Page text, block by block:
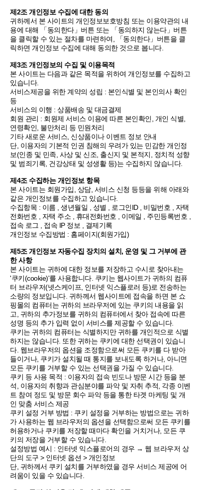
제2조 개인정보 수집에 대한 동의
귀하께서 본 사이트의 개인정보보호방침 또는 이용약관의 내
용에 대해 「동의한다」버튼 또는 「동의하지 않는다」버튼
을 클릭할 수 있는 절차를 마련하여, 「동의한다」버튼을 클
릭하면 개인정보 수집에 대해 동의한 것으로 봅니다.
제3조 개인정보의 수집 및 이용목적
본 사이트는 다음과 같은 목적을 위하여 개인정보를 수집하고
있습니다.
서비스제공을 위한 계약의 성립 : 본인식별 및 본인의사 확인
등
서비스의 이행 : 상품배송 및 대금결제
회원 관리 : 회원제 서비스 이용에 따른 본인확인, 개인 식별,
연령확인, 불만처리 등 민원처리
기타 새로운 서비스, 신상품이나 이벤트 정보 안내
단, 이용자의 기본적 인권 침해의 우려가 있는 민감한 개인정
보(인종 및 민족, 사상 및 신조, 출신지 및 본적지, 정치적 성향
및 범죄기록, 건강상태 및 성생활 등)는 수집하지 않습니다.
제4조 수집하는 개인정보 항목
본 사이트는 회원가입, 상담, 서비스 신청 등등을 위해 아래와
같은 개인정보를 수집하고 있습니다.
수집항목 : 이름 , 생년월일 , 성별 , 로그인ID , 비밀번호 , 자택
전화번호 , 자택 주소 , 휴대전화번호 , 이메일 , 주민등록번호 ,
접속 로그 , 접속 IP 정보 , 결제기록
개인정보 수집방법 : 홈페이지(회원가입)
제5조 개인정보 자동수집 장치의 설치, 운영 및 그 거부에 관
한 사항
본 사이트는 귀하에 대한 정보를 저장하고 수시로 찾아내는
'쿠키(cookie)'를 사용합니다. 쿠키는 웹사이트가 귀하의 컴퓨
터 브라우저(넷스케이프, 인터넷 익스플로러 등)로 전송하는
소량의 정보입니다. 귀하께서 웹사이트에 접속을 하면 본 쇼
핑몰의 컴퓨터는 귀하의 브라우저에 있는 쿠키의 내용을 읽
고, 귀하의 추가정보를 귀하의 컴퓨터에서 찾아 접속에 따른
성명 등의 추가 입력 없이 서비스를 제공할 수 있습니다.
쿠키는 귀하의 컴퓨터는 식별하지만 귀하를 개인적으로 식별
하지는 않습니다. 또한 귀하는 쿠키에 대한 선택권이 있습니
다. 웹브라우저의 옵션을 조정함으로써 모든 쿠키를 다 받아
들이거나, 쿠키가 설치될 때 통지를 보내도록 하거나, 아니면
모든 쿠키를 거부할 수 있는 선택권을 가질 수 있습니다.
쿠키 등 사용 목적 : 이용자의 접속 빈도나 방문 시간 등을 분
석, 이용자의 취향과 관심분야를 파악 및 자취 추적, 각종 이벤
트 참여 정도 및 방문 회수 파악 등을 통한 타겟 마케팅 및 개
인 맞춤 서비스 제공
쿠키 설정 거부 방법 : 쿠키 설정을 거부하는 방법으로는 귀하
가 사용하는 웹 브라우저의 옵션을 선택함으로써 모든 쿠키를
허용하거나 쿠키를 저장할 때마다 확인을 거치거나, 모든 쿠
키의 저장을 거부할 수 있습니다.
설정방법 예시 : 인터넷 익스플로어의 경우 → 웹 브라우저 상
단의 도구 > 인터넷 옵션 > 개인정보
단, 귀하께서 쿠키 설치를 거부하였을 경우 서비스 제공에 어
려움이 있을 수 있습니다.